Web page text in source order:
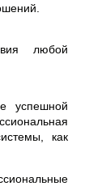
любой
успешной
как